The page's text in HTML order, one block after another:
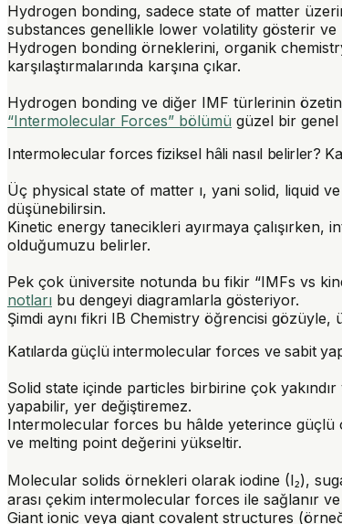
Hydrogen bonding, sadece state of matter
substances genellikle lower volatility gösterir ve
Hydrogen bonding örneklerini, organik
karşılaştırmalarında karşına çıkar.
Hydrogen bonding ve diğer IMF türlerinin
“Intermolecular Forces” bölümü güzel bir genel
Intermolecular forces fiziksel hâli nasıl belirler?
Üç physical state of matter ı, yani solid, liquid
düşünebilirsin.
Kinetic energy tanecikleri ayırmaya çalışırken,
olduğumuzu belirler.
Pek çok üniversite notunda bu fikir “IMFs vs
notları bu dengeyi diagramlarla gösteriyor.
Şimdi aynı fikri IB Chemistry öğrencisi gözüyle,
Katılarda güçlü intermolecular forces ve sabit
Solid state içinde particles birbirine çok
yapabilir, yer değiştiremez.
Intermolecular forces bu hâlde yeterince güçlü
ve melting point değerini yükseltir.
Molecular solids örnekleri olarak iodine (I₂),
arası çekim intermolecular forces ile sağlanır
Giant ionic veya giant covalent structures